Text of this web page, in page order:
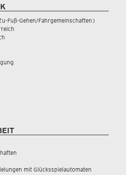
Fuß-Gehen/Fahrgemeinschaften)
mit Glücksspielautomaten